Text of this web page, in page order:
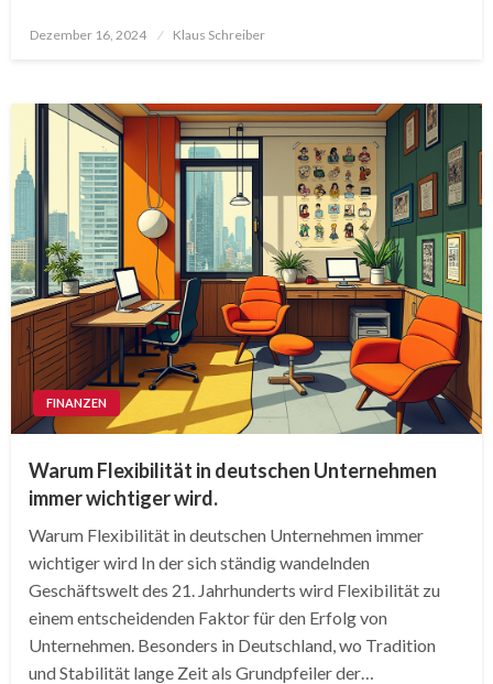
Posted
Dezember 16, 2024 Klaus Schreiber
FINANZEN
Warum Flexibilität in deutschen Unternehmen
immer wichtiger wird.
Warum Flexibilität in deutschen Unternehmen immer
wichtiger wird In der sich ständig wandelnden
Geschäftswelt des 21. Jahrhunderts wird Flexibilität zu
einem entscheidenden Faktor für den Erfolg von
Unternehmen. Besonders in Deutschland, wo Tradition
und Stabilität lange Zeit als Grundpfeiler der…